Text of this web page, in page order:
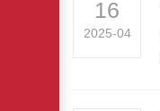
16
2025-04